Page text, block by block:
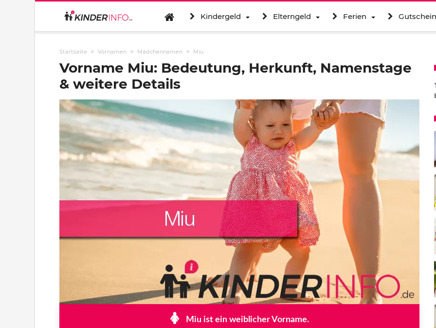
Kindergeld Elterngeld Ferien
Startseite Vornamen Mädchennamen Miu
Vorname Miu: Bedeutung, Herkunft, Namenstage
& weitere Details
Miu ist ein weiblicher Vorname.